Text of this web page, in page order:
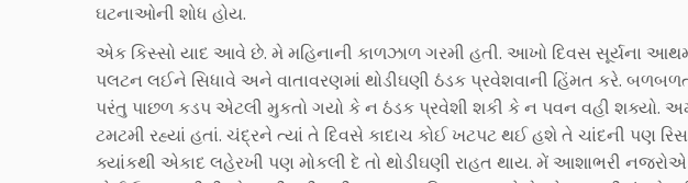
ઘટનાઓની શોધ હોય.
એક કિસ્સો યાદ આવે છે. મે મહિનાની કાળઝાળ ગરમી હતી. આખો દિવસ સૂર્યના
પલટન લઈને સિધાવે અને વાતાવરણમાં થોડીઘણી ઠંડક પ્રવેશવાની હિંમત કરે.
પરંતુ પાછળ કડપ એટલી મુકતો ગયો કે ન ઠંડક પ્રવેશી શકી કે ન પવન વહી શક્યો.
ટમટમી રહ્યાં હતાં. ચંદ્રને ત્યાં તે દિવસે કાદાચ કોઈ ખટપટ થઈ હશે તે ચાંદની પણ
ક્યાંકથી એકાદ લહેરખી પણ મોકલી દે તો થોડીઘણી રાહત થાય. મેં આશાભરી